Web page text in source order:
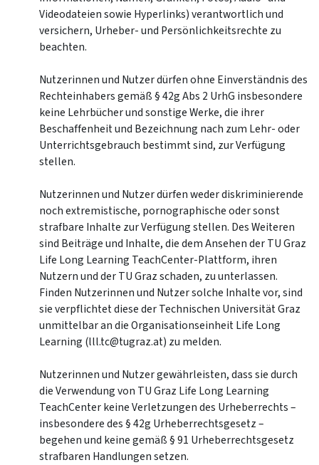
Videodateien sowie Hyperlinks) verantwortlich und
versichern, Urheber- und Persönlichkeitsrechte zu
beachten.
Nutzerinnen und Nutzer dürfen ohne Einverständnis des
Rechteinhabers gemäß § 42g Abs 2 UrhG insbesondere
keine Lehrbücher und sonstige Werke, die ihrer
Beschaffenheit und Bezeichnung nach zum Lehr- oder
Unterrichtsgebrauch bestimmt sind, zur Verfügung
stellen.
Nutzerinnen und Nutzer dürfen weder diskriminierende
noch extremistische, pornographische oder sonst
strafbare Inhalte zur Verfügung stellen. Des Weiteren
sind Beiträge und Inhalte, die dem Ansehen der TU Graz
Life Long Learning TeachCenter-Plattform, ihren
Nutzern und der TU Graz schaden, zu unterlassen.
Finden Nutzerinnen und Nutzer solche Inhalte vor, sind
sie verpflichtet diese der Technischen Universität Graz
unmittelbar an die Organisationseinheit Life Long
Learning (lll.tc@tugraz.at) zu melden.
Nutzerinnen und Nutzer gewährleisten, dass sie durch
die Verwendung von TU Graz Life Long Learning
TeachCenter keine Verletzungen des Urheberrechts –
insbesondere des § 42g Urheberrechtsgesetz –
begehen und keine gemäß § 91 Urheberrechtsgesetz
strafbaren Handlungen setzen.